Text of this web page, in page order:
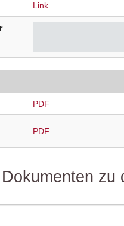
Link
PDF
PDF
zu